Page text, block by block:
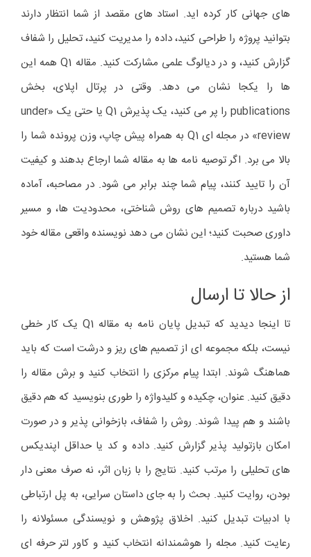
های جهانی کار کرده اید. استاد های مقصد از شما انتظار دارند
بتوانید پروژه را طراحی کنید، داده را مدیریت کنید، تحلیل را شفاف
گزارش کنید، و در دیالوگ علمی مشارکت کنید. مقاله Q1 همه این
ها را یکجا نشان می دهد. وقتی در پرتال اپلای، بخش
publications را پر می کنید، یک پذیرش Q1 یا حتی یک «under
review» در مجله ای Q1 به همراه پیش چاپ، وزن پرونده شما را
بالا می برد. اگر توصیه نامه ها به مقاله شما ارجاع بدهند و کیفیت
آن را تایید کنند، پیام شما چند برابر می شود. در مصاحبه، آماده
باشید درباره تصمیم های روش شناختی، محدودیت ها، و مسیر
داوری صحبت کنید؛ این نشان می دهد نویسنده واقعی مقاله خود
شما هستید.
از حالا تا ارسال
تا اینجا دیدید که تبدیل پایان نامه به مقاله Q1 یک کار خطی
نیست، بلکه مجموعه ای از تصمیم های ریز و درشت است که باید
هماهنگ شوند. ابتدا پیام مرکزی را انتخاب کنید و برش مقاله را
دقیق کنید. عنوان، چکیده و کلیدواژه را طوری بنویسید که هم دقیق
باشند و هم پیدا شوند. روش را شفاف، بازخوانی پذیر و در صورت
امکان بازتولید پذیر گزارش کنید. داده و کد یا حداقل اپندیکس
های تحلیلی را مرتب کنید. نتایج را با زبان اثر، نه صرف معنی دار
بودن، روایت کنید. بحث را به جای داستان سرایی، به پل ارتباطی
با ادبیات تبدیل کنید. اخلاق پژوهش و نویسندگی مسئولانه را
رعایت کنید. مجله را هوشمندانه انتخاب کنید و کاور لتر حرفه ای